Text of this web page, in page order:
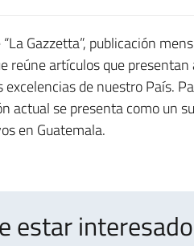
Gazzetta”, publicación
reúne artículos que
de nuestro País.
actual se presenta como un
en Guatemala.
estar